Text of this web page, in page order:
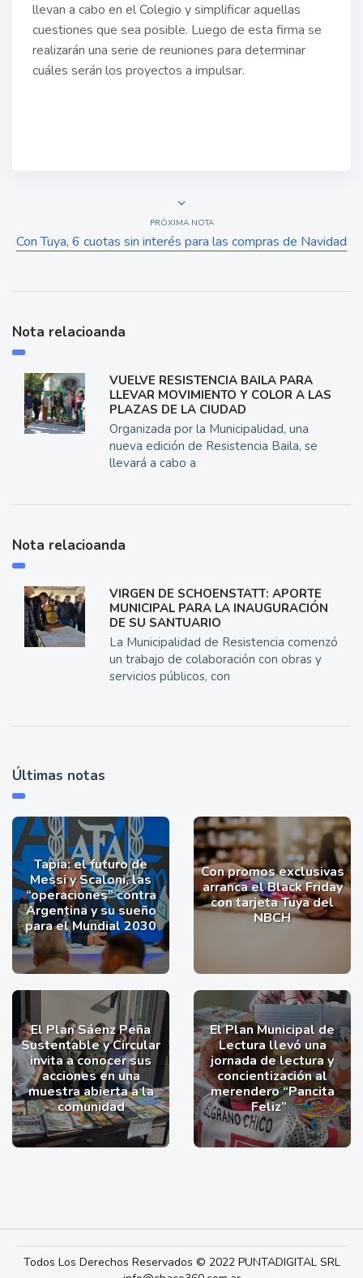
llevan a cabo en el Colegio y simplificar aquellas
cuestiones que sea posible. Luego de esta firma se
realizarán una serie de reuniones para determinar
cuáles serán los proyectos a impulsar.
PRÓXIMA NOTA
Con Tuya, 6 cuotas sin interés para las compras de Navidad
Nota relacioanda
VUELVE RESISTENCIA BAILA PARA
LLEVAR MOVIMIENTO Y COLOR A LAS
PLAZAS DE LA CIUDAD
Organizada por la Municipalidad, una
nueva edición de Resistencia Baila, se
llevará a cabo a
Nota relacioanda
VIRGEN DE SCHOENSTATT: APORTE
MUNICIPAL PARA LA INAUGURACIÓN
DE SU SANTUARIO
La Municipalidad de Resistencia comenzó
un trabajo de colaboración con obras y
servicios públicos, con
Últimas notas
Tapia: el futuro de
Messi y Scaloni, las
“operaciones” contra
Argentina y su sueño
para el Mundial 2030
Con promos exclusivas
arranca el Black Friday
con tarjeta Tuya del
NBCH
El Plan Sáenz Peña
Sustentable y Circular
invita a conocer sus
acciones en una
muestra abierta a la
comunidad
El Plan Municipal de
Lectura llevó una
jornada de lectura y
concientización al
merendero “Pancita
Feliz”
Todos Los Derechos Reservados © 2022 PUNTADIGITAL SRL